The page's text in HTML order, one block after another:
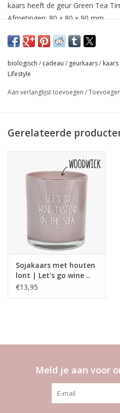
kaars heeft de geur Green Tea
Afmetingen: 80 x 80 x 90 mm.
Deze geurkaars heeft een
uitblazen van de kaars zul je
van de lont zal afkomen.
voor deze lont afkomstig van
Green Tea Time
toegevoegde bloemige accenten
- Stoten geen roet af
- Betere geurverspreiding
biologisch / cadeau / geurkaars/
Lifestyle
Aan verlanglijst toevoegen /
Gerelateerde
Sojakaars met houten
lont | Let's go wine ..
€13,95
Meld je aan voor